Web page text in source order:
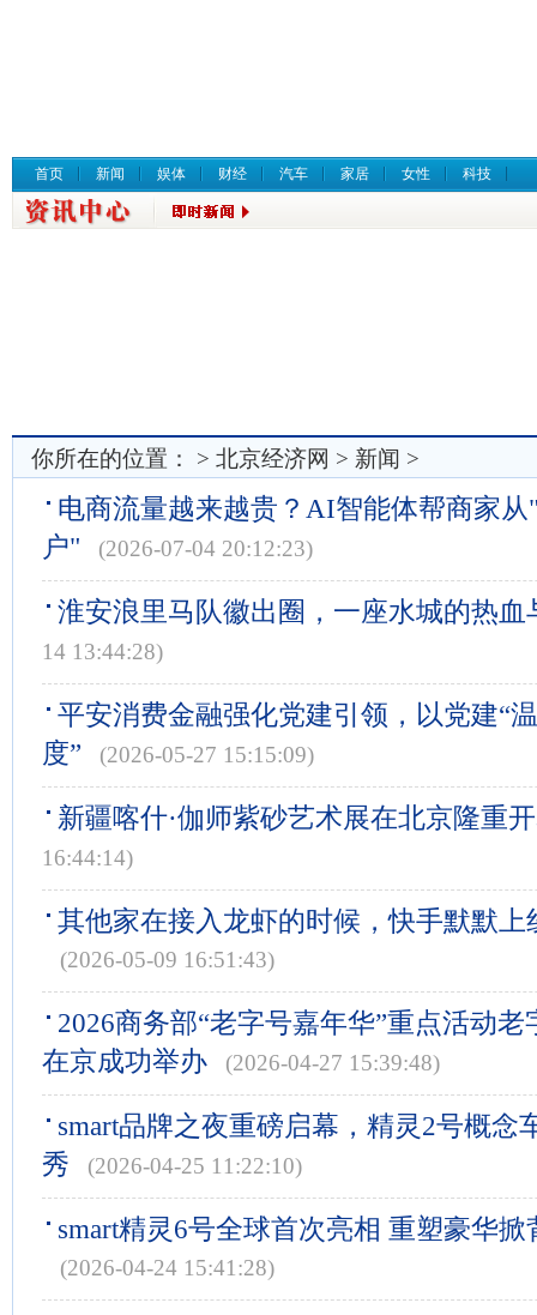
首页 新闻 娱体 财经 汽车 家居 女性 科技
你所在的位置： > 北京经济网 > 新闻 >
电商流量越来越贵？AI智能体帮商家
户"
(2026-07-04 20:12:23)
淮安浪里马队徽出圈，一座水城的热血
14 13:44:28)
平安消费金融强化党建引领，以党建“
度”
(2026-05-27 15:15:09)
新疆喀什·伽师紫砂艺术展在北京隆重
16:44:14)
其他家在接入龙虾的时候，快手默默上
(2026-05-09 16:51:43)
2026商务部“老字号嘉年华”重点活动
在京成功举办
(2026-04-27 15:39:48)
smart品牌之夜重磅启幕，精灵2号概念
秀
(2026-04-25 11:22:10)
smart精灵6号全球首次亮相 重塑豪华
(2026-04-24 15:41:28)